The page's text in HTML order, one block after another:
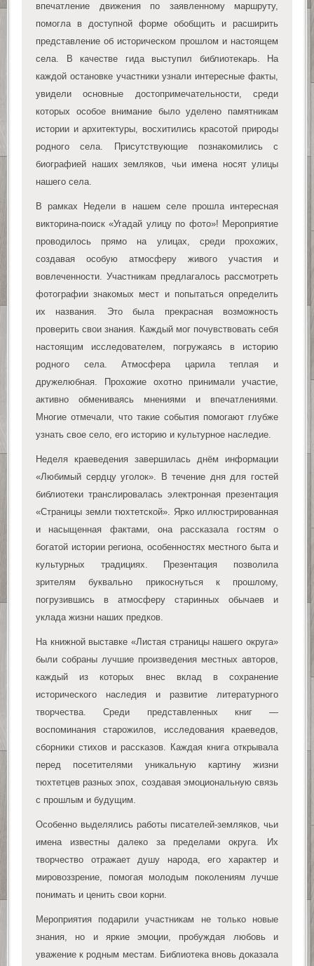
впечатление движения по заявленному маршруту,
помогла в доступной форме обобщить и расширить
представление об историческом прошлом и настоящем
села. В качестве гида выступил библиотекарь. На
каждой остановке участники узнали интересные факты,
увидели основные достопримечательности, среди
которых особое внимание было уделено памятникам
истории и архитектуры, восхитились красотой природы
родного села. Присутствующие познакомились с
биографией наших земляков, чьи имена носят улицы
нашего села.
В рамках Недели в нашем селе прошла интересная
викторина-поиск «Угадай улицу по фото»! Мероприятие
проводилось прямо на улицах, среди прохожих,
создавая особую атмосферу живого участия и
вовлеченности. Участникам предлагалось рассмотреть
фотографии знакомых мест и попытаться определить
их названия. Это была прекрасная возможность
проверить свои знания. Каждый мог почувствовать себя
настоящим исследователем, погружаясь в историю
родного села. Атмосфера царила теплая и
дружелюбная. Прохожие охотно принимали участие,
активно обмениваясь мнениями и впечатлениями.
Многие отмечали, что такие события помогают глубже
узнать свое село, его историю и культурное наследие.
Неделя краеведения завершилась днём информации
«Любимый сердцу уголок». В течение дня для гостей
библиотеки транслировалась электронная презентация
«Страницы земли тюхтетской». Ярко иллюстрированная
и насыщенная фактами, она рассказала гостям о
богатой истории региона, особенностях местного быта и
культурных традициях. Презентация позволила
зрителям буквально прикоснуться к прошлому,
погрузившись в атмосферу старинных обычаев и
уклада жизни наших предков.
На книжной выставке «Листая страницы нашего округа»
были собраны лучшие произведения местных авторов,
каждый из которых внес вклад в сохранение
исторического наследия и развитие литературного
творчества. Среди представленных книг —
воспоминания старожилов, исследования краеведов,
сборники стихов и рассказов. Каждая книга открывала
перед посетителями уникальную картину жизни
тюхтетцев разных эпох, создавая эмоциональную связь
с прошлым и будущим.
Особенно выделялись работы писателей-земляков, чьи
имена известны далеко за пределами округа. Их
творчество отражает душу народа, его характер и
мировоззрение, помогая молодым поколениям лучше
понимать и ценить свои корни.
Мероприятия подарили участникам не только новые
знания, но и яркие эмоции, пробуждая любовь и
уважение к родным местам. Библиотека вновь доказала